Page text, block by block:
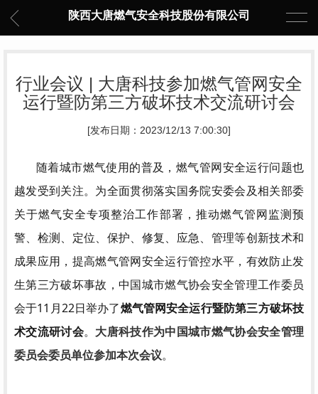
陕西大唐燃气安全科技股份有限公司
行业会议 | 大唐科技参加燃气管网安全
运行暨防第三方破坏技术交流研讨会
[发布日期：2023/12/13 7:00:30]
随着城市燃气使用的普及，燃气管网安全运行问题也
越发受到关注。为全面贯彻落实国务院安委会及相关部委
关于燃气安全专项整治工作部署，推动燃气管网监测预
警、检测、定位、保护、修复、应急、管理等创新技术和
成果应用，提高燃气管网安全运行管控水平，有效防止发
生第三方破坏事故，中国城市燃气协会安全管理工作委员
会于11月22日举办了燃气管网安全运行暨防第三方破坏技
术交流研讨会。 大唐科技作为中国城市燃气协会安全管理
委员会委员单位参加本次会议。